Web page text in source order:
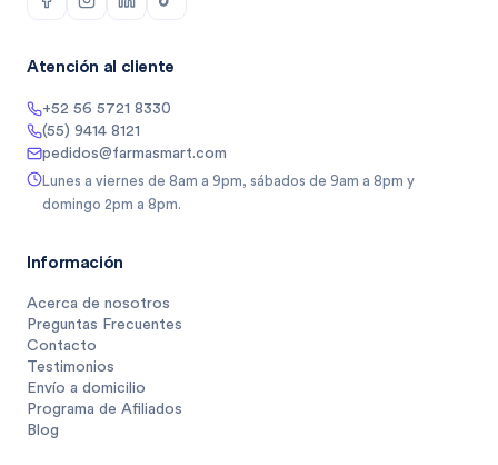
Atención al cliente
+52 56 5721 8330
(55) 9414 8121
pedidos@farmasmart.com
Lunes a viernes de 8am a 9pm, sábados de 9am a 8pm y
domingo 2pm a 8pm.
Información
Acerca de nosotros
Preguntas Frecuentes
Contacto
Testimonios
Envío a domicilio
Programa de Afiliados
Blog